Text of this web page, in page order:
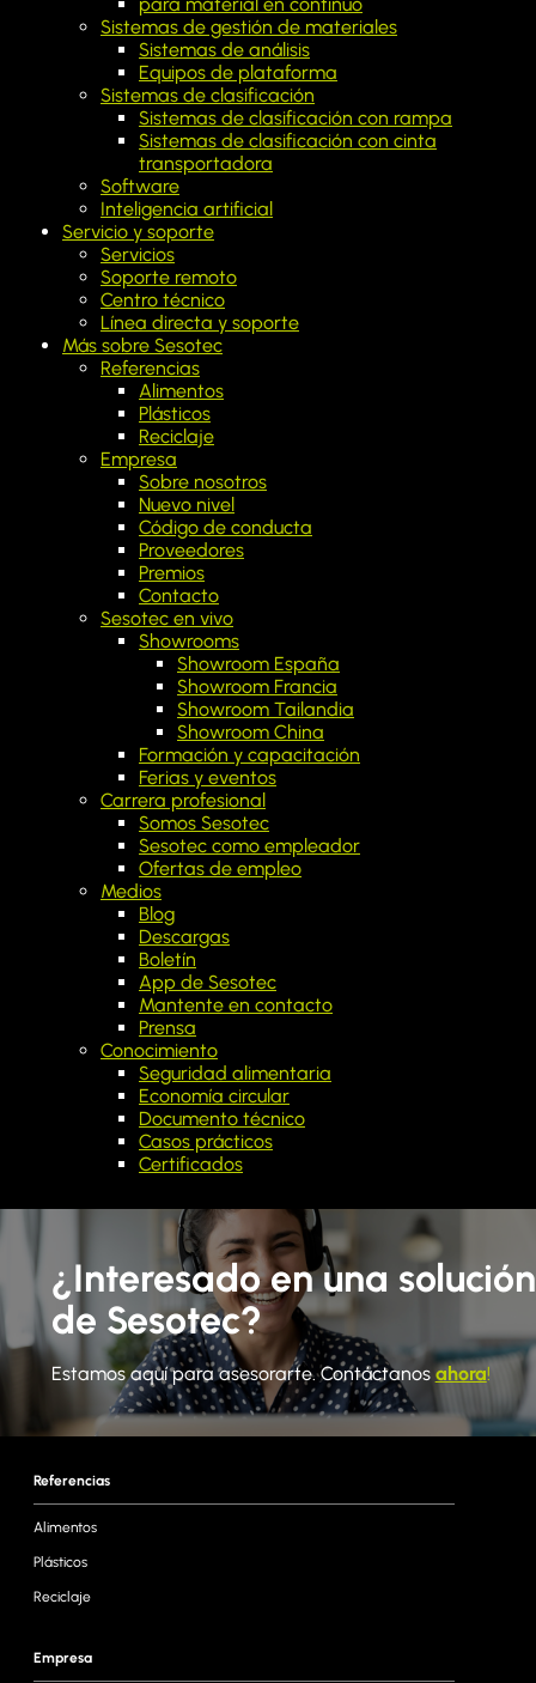
Sistemas de gestión de materiales
Sistemas de análisis
Equipos de plataforma
Sistemas de clasificación
Sistemas de clasificación con rampa
Sistemas de clasificación con cinta
transpor­tadora
Software
Inteligencia artificial
Servicio y soporte
Servicios
Soporte remoto
Centro técnico
Línea directa y soporte
Más sobre Sesotec
Referencias
Alimentos
Plásticos
Reciclaje
Empresa
Sobre nosotros
Nuevo nivel
Código de conducta
Proveedores
Premios
Contacto
Sesotec en vivo
Showrooms
Showroom España
Showroom Francia
Showroom Tailandia
Showroom China
Formación y capacitación
Ferias y eventos
Carrera profesional
Somos Sesotec
Sesotec como empleador
Ofertas de empleo
Medios
Blog
Descargas
Boletín
App de Sesotec
Mantente en contacto
Prensa
Conocimiento
Seguridad alimentaria
Economía circular
Documento técnico
Casos prácticos
Certificados
¿Interesado en una solución
de Sesotec?
Estamos aquí para asesorarte. Contáctanos ahora!
Referencias
Alimentos
Plásticos
Reciclaje
Empresa